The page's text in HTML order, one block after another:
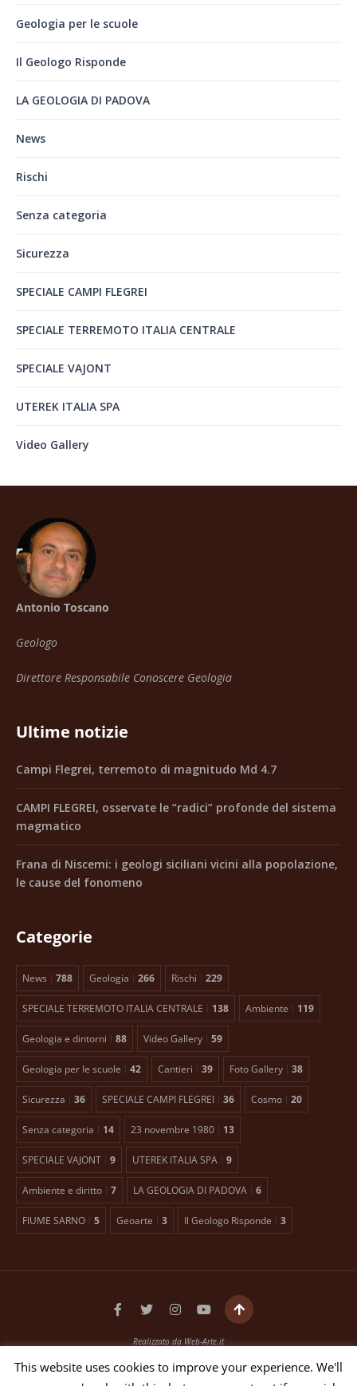
Geologia per le scuole
Il Geologo Risponde
LA GEOLOGIA DI PADOVA
News
Rischi
Senza categoria
Sicurezza
SPECIALE CAMPI FLEGREI
SPECIALE TERREMOTO ITALIA CENTRALE
SPECIALE VAJONT
UTEREK ITALIA SPA
Video Gallery
Antonio Toscano
Geologo
Direttore Responsabile Conoscere Geologia
Ultime notizie
Campi Flegrei, terremoto di magnitudo Md 4.7
CAMPI FLEGREI, osservate le “radici” profonde del sistema
magmatico
Frana di Niscemi: i geologi siciliani vicini alla popolazione,
le cause del fonomeno
Categorie
News 788 Geologia 266 Rischi 229
SPECIALE TERREMOTO ITALIA CENTRALE 138 Ambiente 119
Geologia e dintorni 88 Video Gallery 59
Geologia per le scuole 42 Cantieri 39 Foto Gallery 38
Sicurezza 36 SPECIALE CAMPI FLEGREI 36 Cosmo 20
Senza categoria 14 23 novembre 1980 13
SPECIALE VAJONT 9 UTEREK ITALIA SPA 9
Ambiente e diritto 7 LA GEOLOGIA DI PADOVA 6
FIUME SARNO 5 Geoarte 3 Il Geologo Risponde 3
Realizzato da Web-Arte.it
EDITORE ANTONIO TOSCANO Via Bellini, 21 35012 Camposampiero (PD)
This website uses cookies to improve your experience. We'll